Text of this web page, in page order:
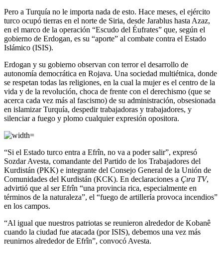
Pero a Turquía no le importa nada de esto. Hace meses, el ejército
turco ocupó tierras en el norte de Siria, desde Jarablus hasta Azaz,
en el marco de la operación “Escudo del Éufrates” que, según el
gobierno de Erdogan, es su “aporte” al combate contra el Estado
Islámico (ISIS).
Erdogan y su gobierno observan con terror el desarrollo de
autonomía democrática en Rojava. Una sociedad multiétnica, donde
se respetan todas las religiones, en la cual la mujer es el centro de la
vida y de la revolución, choca de frente con el derechismo (que se
acerca cada vez más al fascismo) de su administración, obsesionada
en islamizar Turquía, despedir trabajadoras y trabajadores, y
silenciar a fuego y plomo cualquier expresión opositora.
“Si el Estado turco entra a Efrîn, no va a poder salir”, expresó
Sozdar Avesta, comandante del Partido de los Trabajadores del
Kurdistán (PKK) e integrante del Consejo General de la Unión de
Comunidades del Kurdistán (KCK). En declaraciones a Çıra TV,
advirtió que al ser Efrîn “una provincia rica, especialmente en
términos de la naturaleza”, el “fuego de artillería provoca incendios”
en los campos.
“Al igual que nuestros patriotas se reunieron alrededor de Kobanê
cuando la ciudad fue atacada (por ISIS), debemos una vez más
reunirnos alrededor de Efrîn”, convocó Avesta.